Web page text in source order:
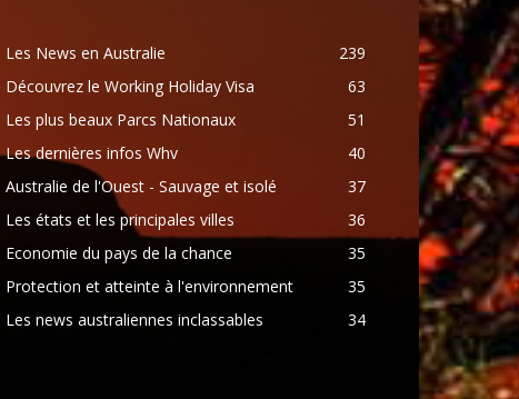
Les News en Australie
239
Découvrez le Working Holiday Visa
63
Les plus beaux Parcs Nationaux
51
Les dernières infos Whv
40
Australie de l'Ouest - Sauvage et isolé
37
Les états et les principales villes
36
Economie du pays de la chance
35
Protection et atteinte à l'environnement
35
Les news australiennes inclassables
34